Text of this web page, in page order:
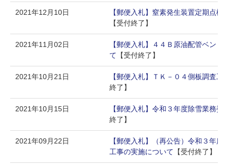
2021年12月10日
【郵便入札】窒素発生装置定期点
【受付終了】
2021年11月02日
【郵便入札】４４Ｂ原油配管ベン
て 【受付終了】
2021年10月21日
【郵便入札】ＴＫ－０４側板調査工
終了】
2021年10月15日
【郵便入札】令和３年度除雪業務委
終了】
2021年09月22日
【郵便入札】（再公告）令和３年
工事の実施について 【受付終了】